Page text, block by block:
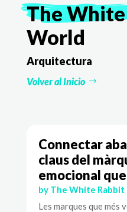
The
World
Arquitectura
Volver al Inicio
Connectar
claus del
emocional
by The White Rabbit
Les marques que més